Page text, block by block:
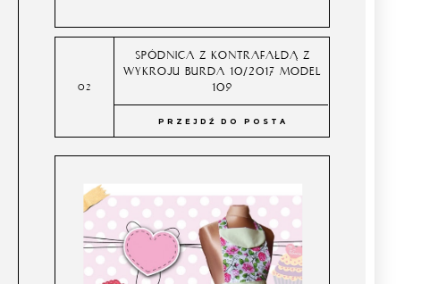
SPÓDNICA Z KONTRAFAŁDĄ Z
WYKROJU BURDA 10/2017 MODEL
109
PRZEJDŹ DO POSTA